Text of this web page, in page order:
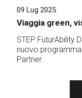
09 Lug 2025
Viaggia green,
STEP FuturAbility
nuovo
Partner.